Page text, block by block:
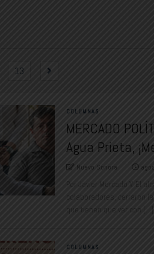
13
COLUMNAS
MERCADO
Agua Prieta,
Nuevo Sonora
Por Javier Mercado V. El
colaboradores, cerraron
que tienen que ver con [...]
COLUMNAS